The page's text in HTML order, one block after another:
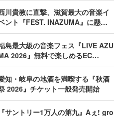
川貴教に直撃、滋賀最大の音楽イ
ント『FEST. INAZUMA』に懸…
島最大級の音楽フェス『LIVE AZU
2026』無料で楽しめるEC…
知・岐阜の地酒を満喫する『秋酒
2026』チケット一般発売開始
『サントリー1万人の第九』Aぇ! gro